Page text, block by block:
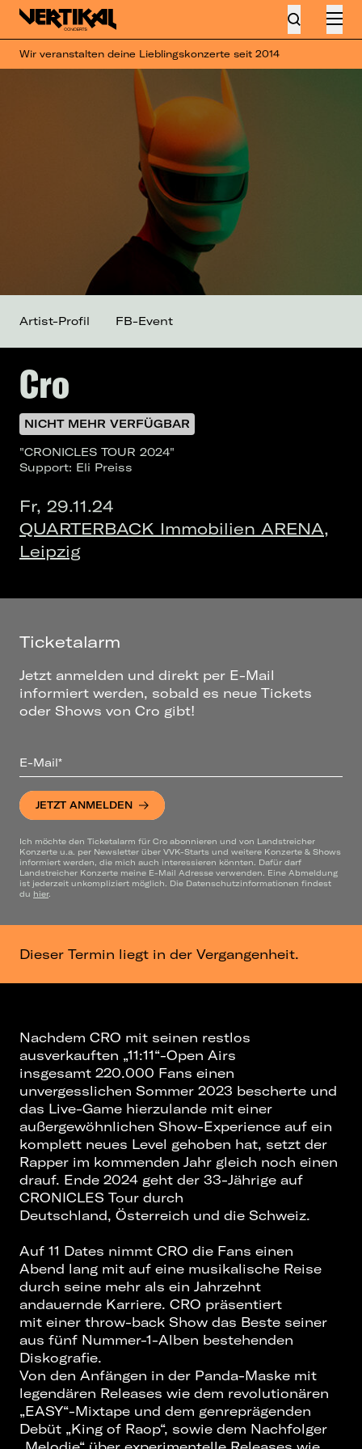
Wir veranstalten deine Lieblingskonzerte seit 2014
Cro
NICHT MEHR VERFÜGBAR
"CRONICLES TOUR 2024"
Support: Eli Preiss
Fr, 29.11.24
QUARTERBACK Immobilien ARENA,
Leipzig
Artist-Profil FB-Event
Ticketalarm
Jetzt anmelden und direkt per E-Mail
informiert werden, sobald es neue Tickets
oder Shows von Cro gibt!
E-Mail*
JETZT ANMELDEN
Ich möchte den Ticketalarm für Cro abonnieren und von Landstreicher
Konzerte u.a. per Newsletter über VVK-Starts und weitere Konzerte & Shows
informiert werden, die mich auch interessieren könnten. Dafür darf
Landstreicher Konzerte meine E-Mail Adresse verwenden. Eine Abmeldung
ist jederzeit unkompliziert möglich. Die Datenschutzinformationen findest
du hier.
Dieser Termin liegt in der Vergangenheit.
Nachdem CRO mit seinen restlos
ausverkauften „11:11“-Open Airs
insgesamt 220.000 Fans einen
unvergesslichen Sommer 2023 bescherte und
das Live-Game hierzulande mit einer
außergewöhnlichen Show-Experience auf ein
komplett neues Level gehoben hat, setzt der
Rapper im kommenden Jahr gleich noch einen
drauf. Ende 2024 geht der 33-Jährige auf
CRONICLES Tour durch
Deutschland, Österreich und die Schweiz.
Auf 11 Dates nimmt CRO die Fans einen
Abend lang mit auf eine musikalische Reise
durch seine mehr als ein Jahrzehnt
andauernde Karriere. CRO präsentiert
mit einer throw-back Show das Beste seiner
aus fünf Nummer-1-Alben bestehenden
Diskografie.
Von den Anfängen in der Panda-Maske mit
legendären Releases wie dem revolutionären
„EASY“-Mixtape und dem genreprägenden
Debüt „King of Raop“, sowie dem Nachfolger